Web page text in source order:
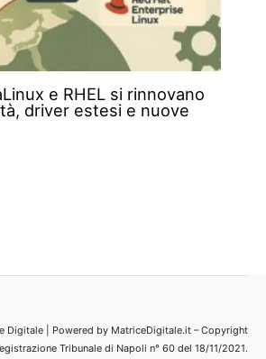
e RHEL si rinnovano
driver estesi e nuove
| Powered by MatriceDigitale.it – Copyright
Tribunale di Napoli n° 60 del 18/11/2021.